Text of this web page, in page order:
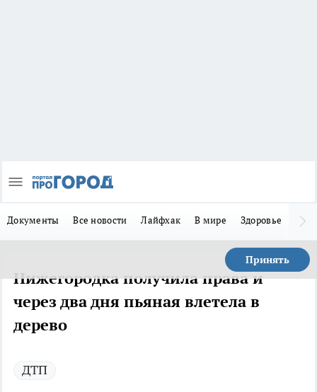
Документы Все новости Лайфхак В мире Здоровье
Принять
Нижегородка получила права и
через два дня пьяная влетела в
дерево
ДТП